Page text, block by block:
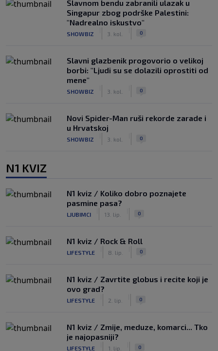
Slavnom bendu zabranili ulazak u
Singapur zbog podrške Palestini:
"Nadrealno iskustvo"
SHOWBIZ 3. kol. 0
Slavni glazbenik progovorio o velikoj
borbi: "Ljudi su se dolazili oprostiti od
mene"
SHOWBIZ 3. kol. 0
Novi Spider-Man ruši rekorde zarade i
u Hrvatskoj
SHOWBIZ 3. kol. 0
N1 KVIZ
N1 kviz / Koliko dobro poznajete
pasmine pasa?
LJUBIMCI 13. lip. 0
N1 kviz / Rock & Roll
LIFESTYLE 8. lip. 0
N1 kviz / Zavrtite globus i recite koji je
ovo grad?
LIFESTYLE 2. lip. 0
N1 kviz / Zmije, meduze, komarci... Tko
je najopasniji?
LIFESTYLE 1. lip. 0